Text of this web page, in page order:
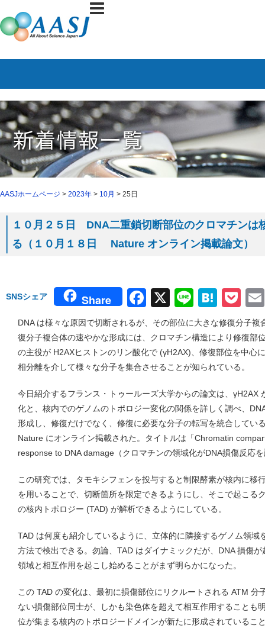
AASJホームページ > 2023年 > 10月 > 25日
１０月２５日 DNA二重鎖切断部位のクロマチンは
る（１０月１８日 Nature オンライン掲載論文）
SNSシェア Share Facebook
X Line
DNA は様々な原因で切断されるが、その部位に大きな修復分子
復分子複合体の速やかな形成には、クロマチン構造により修復部
の主役が H2AXヒストンのリン酸化で (γH2AX)、修復部位を中心
相分離を介して様々な分子を集合させることが知られている。
今日紹介するフランス・トゥールーズ大学からの論文は、γH2AX
化と、核内でのゲノムのトポロジー変化の関係を詳しく調べ、
形成し、修復だけでなく、修復に必要な分子の転写を統合してい
Nature にオンライン掲載された。タイトルは「Chromatin
response to DNA damage（クロマチンの領域化がDNA損傷反応
この研究では、タモキシフェンを投与すると制限酵素が核内に移
を用いることで、切断箇所を限定できるようにし、そこで起こる
の核内トポロジー (TAD) が解析できるようにしている。
TAD は何度も紹介しているように、立体的に隣接するゲノム領域
方法で検出できる。勿論、TAD はダイナミックだが、DNA 損傷
領域と相互作用を起こし始めることがまず明らかになった。
この TAD の変化は、最初に損傷部位にリクルートされる ATM 分
ない損傷部位同士が、しかも染色体を超えて相互作用することも
位が集まる核内のトポロジードメインが新たに形成されているこ